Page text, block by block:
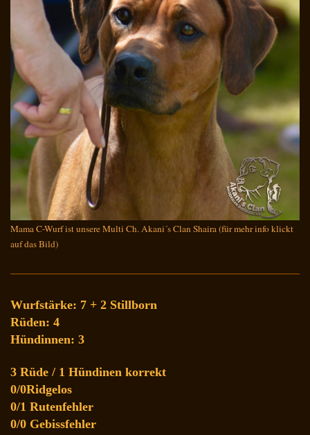
Mama C-Wurf ist unsere Multi Ch. Akani´s Clan Shaira (für mehr info klickt
auf das Bild)
Wurfstärke: 7 + 2 Stillborn
Rüden: 4
Hündinnen: 3
3 Rüde / 1 Hündinen korrekt
0/0Ridgelos
0/1 Rutenfehler
0/0 Gebissfehler